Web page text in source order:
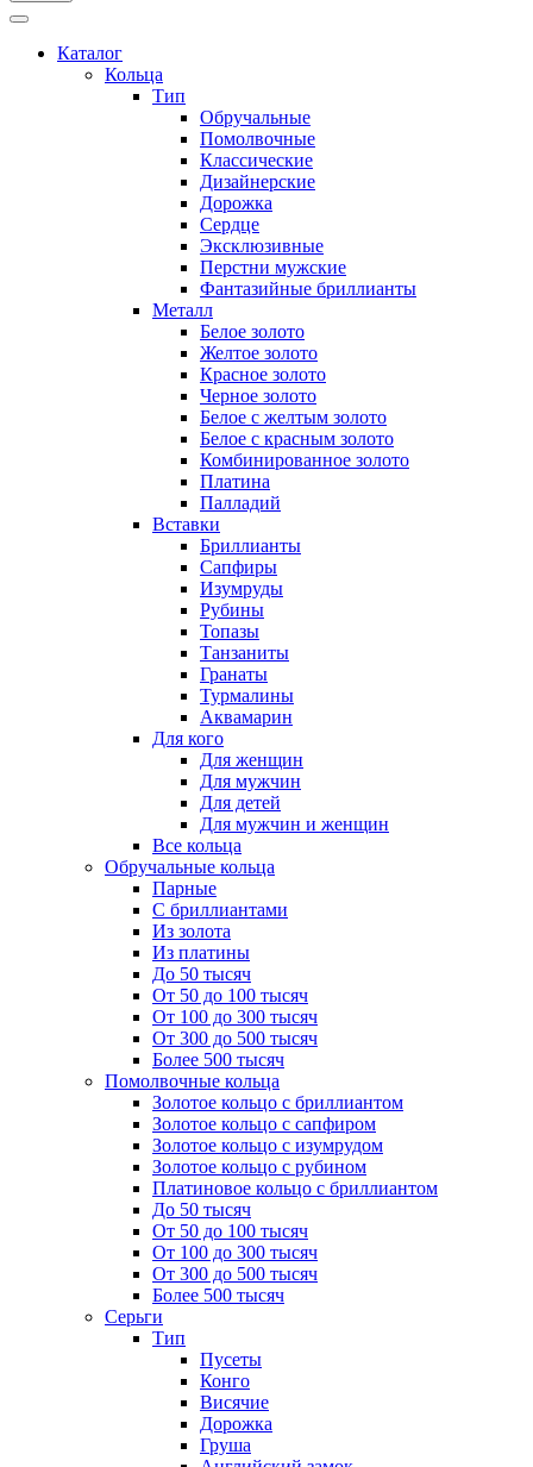
Каталог
Кольца
Тип
Обручальные
Помолвочные
Классические
Дизайнерские
Дорожка
Сердце
Эксклюзивные
Перстни мужские
Фантазийные бриллианты
Металл
Белое золото
Желтое золото
Красное золото
Черное золото
Белое с желтым золото
Белое с красным золото
Комбинированное золото
Платина
Палладий
Вставки
Бриллианты
Сапфиры
Изумруды
Рубины
Топазы
Танзаниты
Гранаты
Турмалины
Аквамарин
Для кого
Для женщин
Для мужчин
Для детей
Для мужчин и женщин
Все кольца
Обручальные кольца
Парные
С бриллиантами
Из золота
Из платины
До 50 тысяч
От 50 до 100 тысяч
От 100 до 300 тысяч
От 300 до 500 тысяч
Более 500 тысяч
Помолвочные кольца
Золотое кольцо с бриллиантом
Золотое кольцо с сапфиром
Золотое кольцо с изумрудом
Золотое кольцо с рубином
Платиновое кольцо с бриллиантом
До 50 тысяч
От 50 до 100 тысяч
От 100 до 300 тысяч
От 300 до 500 тысяч
Более 500 тысяч
Серьги
Тип
Пусеты
Конго
Висячие
Дорожка
Груша